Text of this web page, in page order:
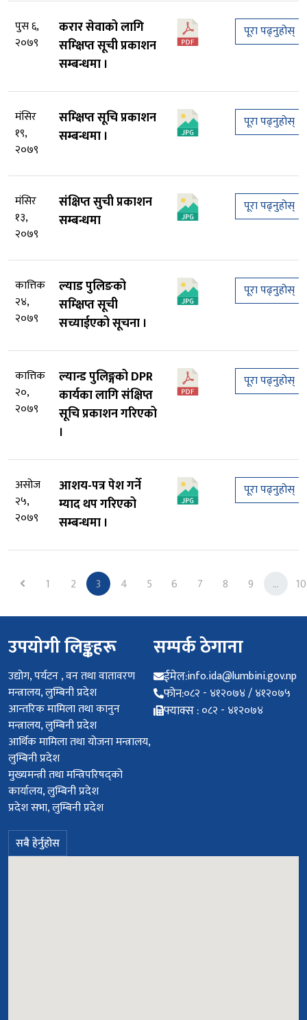
पुस ६,
२०७९
करार सेवाको लागि
सम्क्षिप्त सूची प्रकाशन
सम्बन्धमा ।
पूरा पढ्नुहोस्
मंसिर
१९,
२०७९
सम्क्षिप्त सूचि प्रकाशन
सम्बन्धमा ।
पूरा पढ्नुहोस्
मंसिर
१३,
२०७९
संक्षिप्त सुची प्रकाशन
सम्बन्धमा
पूरा पढ्नुहोस्
कात्तिक
२४,
२०७९
ल्याड पुलिङको
सम्क्षिप्त सूची
सच्याईएको सूचना ।
पूरा पढ्नुहोस्
कात्तिक
२०,
२०७९
ल्यान्ड पुलिङ्गको DPR
कार्यका लागि संक्षिप्त
सूचि प्रकाशन गरिएको
।
पूरा पढ्नुहोस्
असोज
२५,
२०७९
आशय-पत्र पेश गर्ने
म्याद थप गरिएको
सम्बन्धमा ।
पूरा पढ्नुहोस्
Previous
1 2 3 4 5 6 7 8 9 ... 10
उपयोगी लिङ्कहरू
उद्योग, पर्यटन , वन तथा वातावरण
मन्त्रालय, लुम्बिनी प्रदेश
आन्तरिक मामिला तथा कानुन
मन्त्रालय, लुम्बिनी प्रदेश
आर्थिक मामिला तथा योजना मन्त्रालय,
लुम्बिनी प्रदेश
मुख्यमन्त्री तथा मन्त्रिपरिषद्को
कार्यालय, लुम्बिनी प्रदेश
प्रदेश सभा, लुम्बिनी प्रदेश
सबै हेर्नुहोस
सम्पर्क ठेगाना
ईमेल:info.ida@lumbini.gov.np
फोन:०८२ - ४१२०७४ / ४१२०७५
फ्याक्स :०८२ - ४१२०७४